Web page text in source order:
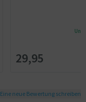
29,95
Eine neue Bewertung schreiben